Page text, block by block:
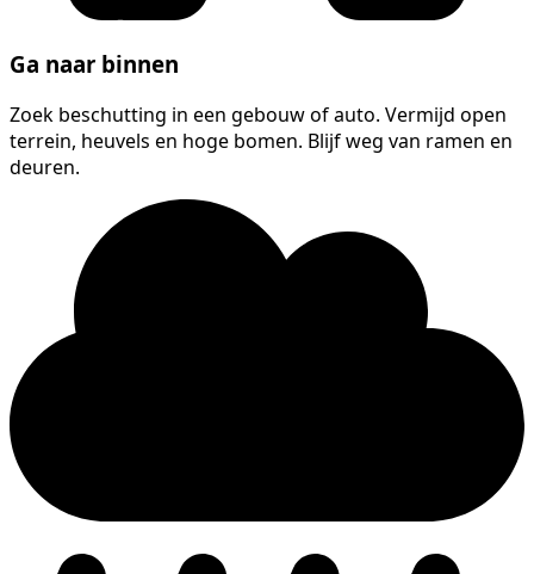
Ga naar binnen
Zoek beschutting in een gebouw of auto. Vermijd open
terrein, heuvels en hoge bomen. Blijf weg van ramen en
deuren.